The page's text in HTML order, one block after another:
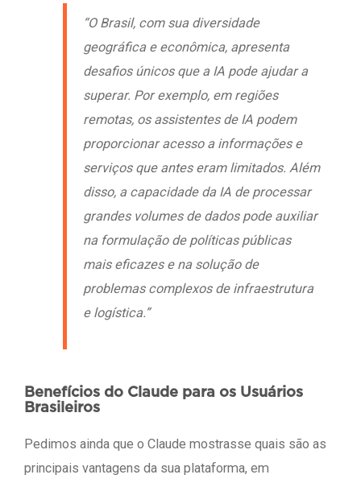
“O Brasil, com sua diversidade
geográfica e econômica, apresenta
desafios únicos que a IA pode ajudar a
superar. Por exemplo, em regiões
remotas, os assistentes de IA podem
proporcionar acesso a informações e
serviços que antes eram limitados. Além
disso, a capacidade da IA de processar
grandes volumes de dados pode auxiliar
na formulação de políticas públicas
mais eficazes e na solução de
problemas complexos de infraestrutura
e logística.”
Benefícios do Claude para os Usuários
Brasileiros
Pedimos ainda que o Claude mostrasse quais são as
principais vantagens da sua plataforma, em